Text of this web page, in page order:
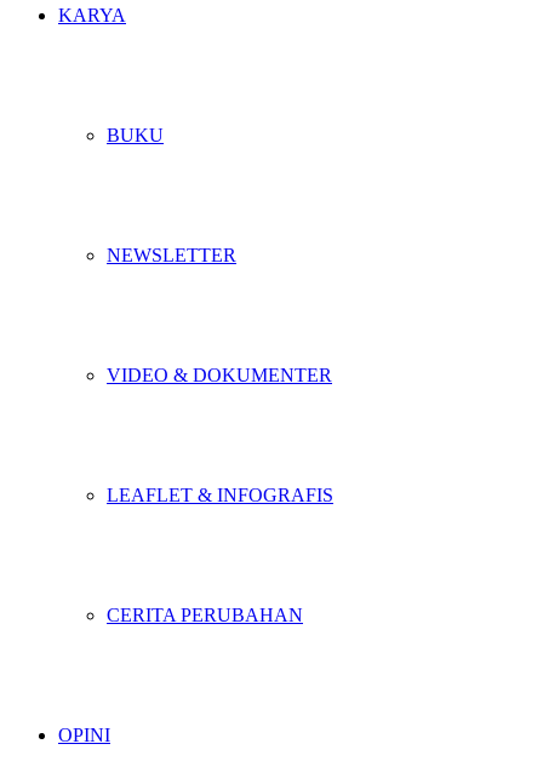
KARYA
BUKU
NEWSLETTER
VIDEO & DOKUMENTER
LEAFLET & INFOGRAFIS
CERITA PERUBAHAN
OPINI